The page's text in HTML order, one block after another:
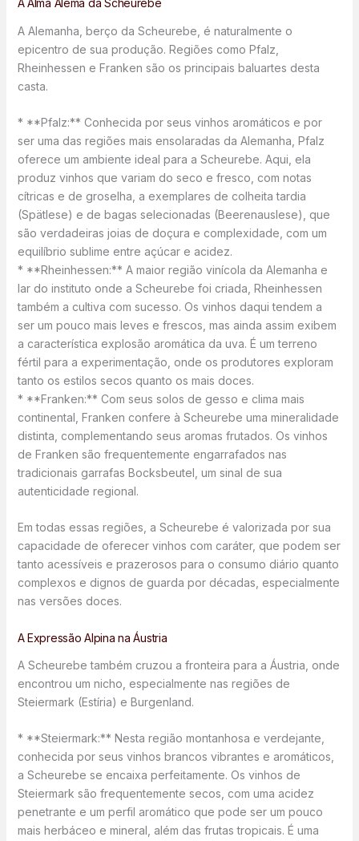
A Alma Alemã da Scheurebe
A Alemanha, berço da Scheurebe, é naturalmente o
epicentro de sua produção. Regiões como Pfalz,
Rheinhessen e Franken são os principais baluartes desta
casta.
* **Pfalz:** Conhecida por seus vinhos aromáticos e por
ser uma das regiões mais ensolaradas da Alemanha, Pfalz
oferece um ambiente ideal para a Scheurebe. Aqui, ela
produz vinhos que variam do seco e fresco, com notas
cítricas e de groselha, a exemplares de colheita tardia
(Spätlese) e de bagas selecionadas (Beerenauslese), que
são verdadeiras joias de doçura e complexidade, com um
equilíbrio sublime entre açúcar e acidez.
* **Rheinhessen:** A maior região vinícola da Alemanha e
lar do instituto onde a Scheurebe foi criada, Rheinhessen
também a cultiva com sucesso. Os vinhos daqui tendem a
ser um pouco mais leves e frescos, mas ainda assim exibem
a característica explosão aromática da uva. É um terreno
fértil para a experimentação, onde os produtores exploram
tanto os estilos secos quanto os mais doces.
* **Franken:** Com seus solos de gesso e clima mais
continental, Franken confere à Scheurebe uma mineralidade
distinta, complementando seus aromas frutados. Os vinhos
de Franken são frequentemente engarrafados nas
tradicionais garrafas Bocksbeutel, um sinal de sua
autenticidade regional.
Em todas essas regiões, a Scheurebe é valorizada por sua
capacidade de oferecer vinhos com caráter, que podem ser
tanto acessíveis e prazerosos para o consumo diário quanto
complexos e dignos de guarda por décadas, especialmente
nas versões doces.
A Expressão Alpina na Áustria
A Scheurebe também cruzou a fronteira para a Áustria, onde
encontrou um nicho, especialmente nas regiões de
Steiermark (Estíria) e Burgenland.
* **Steiermark:** Nesta região montanhosa e verdejante,
conhecida por seus vinhos brancos vibrantes e aromáticos,
a Scheurebe se encaixa perfeitamente. Os vinhos de
Steiermark são frequentemente secos, com uma acidez
penetrante e um perfil aromático que pode ser um pouco
mais herbáceo e mineral, além das frutas tropicais. É uma